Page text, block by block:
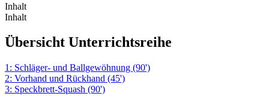
Inhalt
Inhalt
Übersicht Unterrichtsreihe
1: Schläger- und Ballgewöhnung (90')
2: Vorhand und Rückhand (45')
3: Speckbrett-Squash (90')